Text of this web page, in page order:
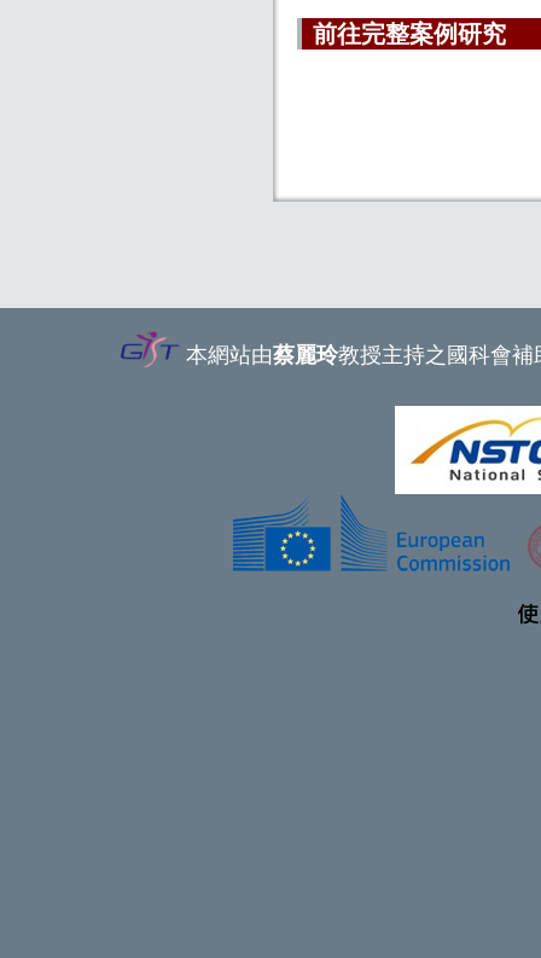
前往完整案例研究
本網站由蔡麗玲教授主持之國科會補